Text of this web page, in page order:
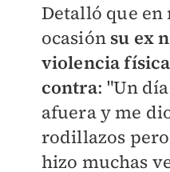
Detalló que en
ocasión su ex
violencia
contra:"Un
afuera y me
rodillazos
hizo muchas